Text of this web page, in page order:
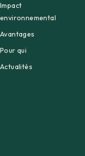
Impact
environnemental
Avantages
Pour qui
Actualités